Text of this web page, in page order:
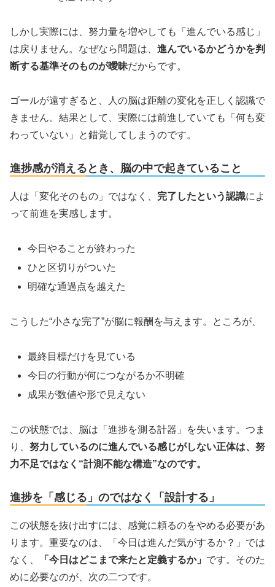
しかし実際には、努力量を増やしても「進んでいる感じ」
は戻りません。なぜなら問題は、 進んでいるかどうかを判
断する基準そのものが曖昧だからです。
ゴールが遠すぎると、人の脳は距離の変化を正しく認識で
きません。結果として、実際には前進していても「何も変
わっていない」と錯覚してしまうのです。
進捗感が消えるとき、脳の中で起きていること
人は「変化そのもの」ではなく、 完了したという認識によ
って前進を実感します。
今日やることが終わった
ひと区切りがついた
明確な通過点を越えた
こうした“小さな完了”が脳に報酬を与えます。ところが、
最終目標だけを見ている
今日の行動が何につながるか不明確
成果が数値や形で見えない
この状態では、脳は「進捗を測る計器」を失います。つま
り、努力しているのに進んでいる感じがしない正体は、努
力不足ではなく“計測不能な構造”なのです。
進捗を「感じる」のではなく「設計する」
この状態を抜け出すには、感覚に頼るのをやめる必要があ
ります。重要なのは、「今日は進んだ気がするか？」では
なく、
「今日はどこまで来たと定義するか」 です。そのた
めに必要なのが、次の二つです。